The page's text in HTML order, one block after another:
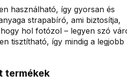
használható, így gyorsan és
strapabíró, ami biztosítja,
hol fotózol – legyen szó
tisztítható, így mindig a legjobb
termékek